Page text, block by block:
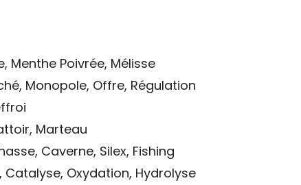
Menthe Poivrée, Mélisse
Monopole, Offre, Régulation
Marteau
Caverne, Silex, Fishing
Catalyse, Oxydation, Hydrolyse